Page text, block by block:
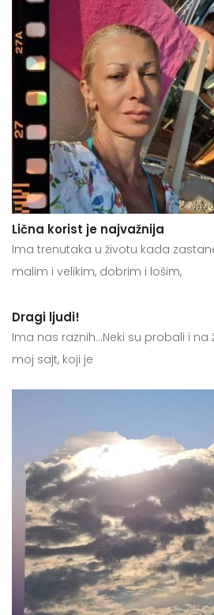
Lična korist je najvažnija
Ima trenutaka u životu kada
malim i velikim, dobrim i lošim,
Dragi ljudi!
Ima nas raznih…Neki su probali i
moj sajt, koji je